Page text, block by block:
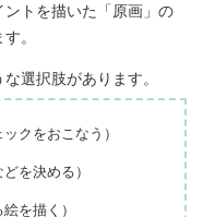
ントを描いた「原画」の
。
選択肢があります。
クをおこなう）
を決める）
を描く）